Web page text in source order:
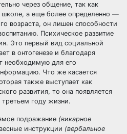
через общение, так как
школе, а еще более определенно —
возраста, он лишен способности
Психическое развитие
Это первый вид социальной
в онтогенезе и благодаря
необходимую для его
Что же касается
также выступает как
развития, то она появляется
году жизни.
подражание (викарное
инструкции (вербальное